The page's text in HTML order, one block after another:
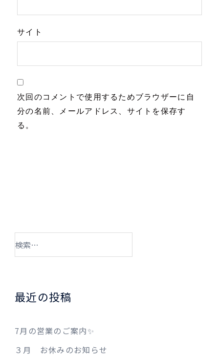
サイト
次回のコメントで使用するためブラウザーに自
分の名前、メールアドレス、サイトを保存す
る。
検
最近の投稿
7月の営業のご案内✨
３月 お休みのお知らせ